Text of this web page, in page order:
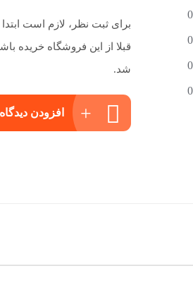
0
0
0
0
برای ثبت نظر، لازم است
قبلا از این فروشگاه خریده
شد.
افزودن دیدگاه